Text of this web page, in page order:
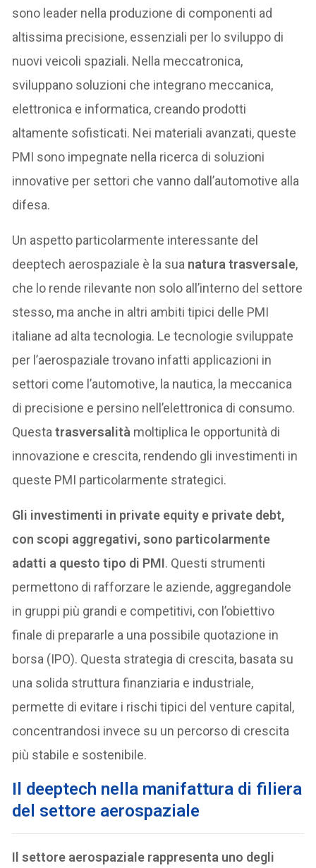
sono leader nella produzione di componenti ad
altissima precisione, essenziali per lo sviluppo di
nuovi veicoli spaziali. Nella meccatronica,
sviluppano soluzioni che integrano meccanica,
elettronica e informatica, creando prodotti
altamente sofisticati. Nei materiali avanzati, queste
PMI sono impegnate nella ricerca di soluzioni
innovative per settori che vanno dall’automotive alla
difesa.
Un aspetto particolarmente interessante del
deeptech aerospaziale è la sua natura trasversale,
che lo rende rilevante non solo all’interno del settore
stesso, ma anche in altri ambiti tipici delle PMI
italiane ad alta tecnologia. Le tecnologie sviluppate
per l’aerospaziale trovano infatti applicazioni in
settori come l’automotive, la nautica, la meccanica
di precisione e persino nell’elettronica di consumo.
Questatrasversalità moltiplica le opportunità di
innovazione e crescita, rendendo gli investimenti in
queste PMI particolarmente strategici.
Gli investimenti in private equity e private debt,
con scopi aggregativi, sono particolarmente
adatti a questo tipo di PMI. Questi strumenti
permettono di rafforzare le aziende, aggregandole
in gruppi più grandi e competitivi, con l’obiettivo
finale di prepararle a una possibile quotazione in
borsa (IPO). Questa strategia di crescita, basata su
una solida struttura finanziaria e industriale,
permette di evitare i rischi tipici del venture capital,
concentrandosi invece su un percorso di crescita
più stabile e sostenibile.
Il deeptech nella manifattura di filiera
del settore aerospaziale
Il settore aerospaziale rappresenta uno degli